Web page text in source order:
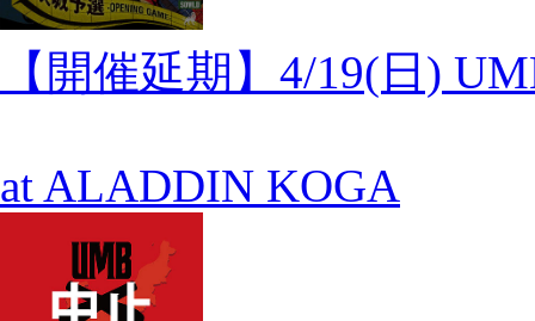
【開催延期】4/19(日)
at ALADDIN KOGA